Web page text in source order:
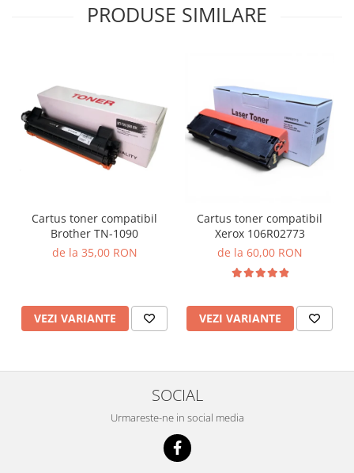
PRODUSE SIMILARE
Cartus toner compatibil
Brother TN-1090
de la 35,00 RON
VEZI VARIANTE
Cartus toner compatibil
Xerox 106R02773
de la 60,00 RON
VEZI VARIANTE
SOCIAL
Urmareste-ne in social media